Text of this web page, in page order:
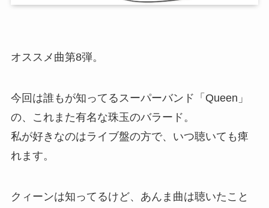
オススメ曲第8弾。
今回は誰もが知ってるスーパーバンド「Queen」
の、これまた有名な珠玉のバラード。
私が好きなのはライブ盤の方で、いつ聴いても痺
れます。
クィーンは知ってるけど、あんま曲は聴いたこと